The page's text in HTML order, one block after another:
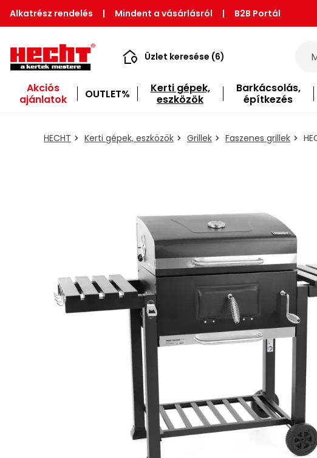
Alkatrész rendelés | Mindent a vásárlásról | B2B Portál
Üzlet keresése (6)
Akciós
ajánlatok
OUTLET%
Kerti gépek,
eszközök
Barkácsolás,
építkezés
HECHT Kerti gépek, eszközök Grillek Faszenes grillek